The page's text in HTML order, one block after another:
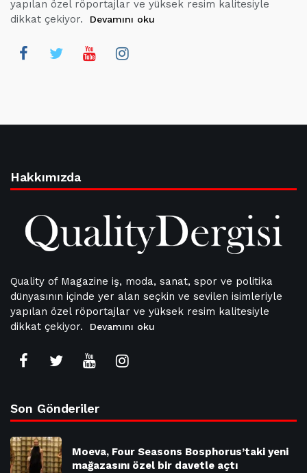
yapılan özel röportajlar ve yüksek resim kalitesiyle
dikkat çekiyor.
Devamını oku
Hakkımızda
Quality of Magazine iş, moda, sanat, spor ve politika
dünyasının içinde yer alan seçkin ve sevilen isimleriyle
yapılan özel röportajlar ve yüksek resim kalitesiyle
dikkat çekiyor.
Devamını oku
Son Gönderiler
Moeva, Four Seasons Bosphorus’taki yeni
mağazasını özel bir davetle açtı